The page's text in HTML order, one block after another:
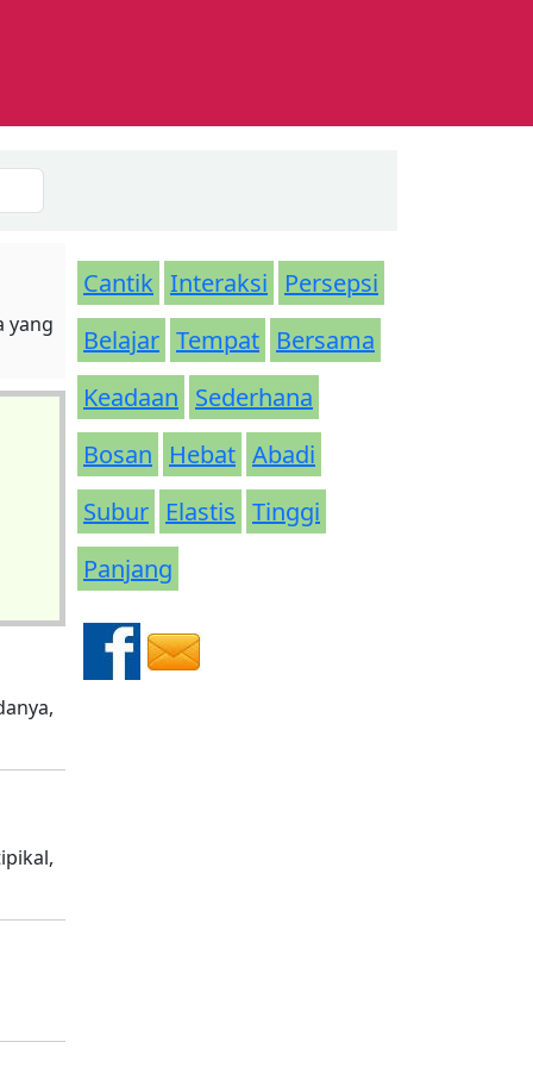
yang
Cantik Interaksi
Persepsi
Belajar Tempat Bersama
Keadaan Sederhana
Bosan
Hebat Abadi
Subur Elastis Tinggi
Panjang